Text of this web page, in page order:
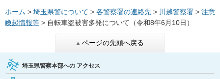
ホーム > 埼玉県警について > 各警察署の連絡先 > 川越警察署 > 注意
喚起情報等 > 自転車盗被害多発について（令和8年6月10日）
ページの先頭へ戻る
埼玉県警察本部への アクセス